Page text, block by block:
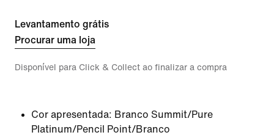
Levantamento grátis
Procurar uma loja
Disponível para Click & Collect ao finalizar a compra
Cor apresentada: Branco Summit/Pure
Platinum/Pencil Point/Branco